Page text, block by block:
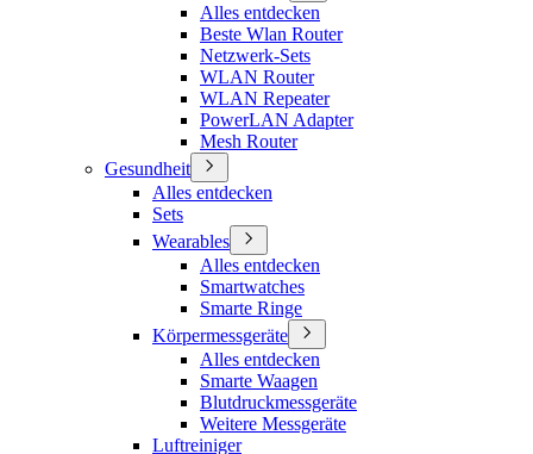
Alles entdecken
Beste Wlan Router
Netzwerk-Sets
WLAN Router
WLAN Repeater
PowerLAN Adapter
Mesh Router
Gesundheit
Alles entdecken
Sets
Wearables
Alles entdecken
Smartwatches
Smarte Ringe
Körpermessgeräte
Alles entdecken
Smarte Waagen
Blutdruckmessgeräte
Weitere Messgeräte
Luftreiniger